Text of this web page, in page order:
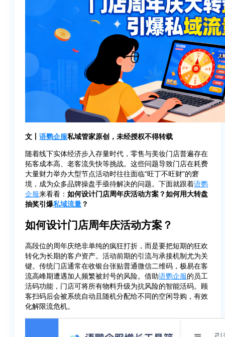
文丨 语鹦企服私域管家原创，未经授权不得转载
随着线下实体经济步入存量时代，零售与美妆门店普遍存在
拓客成本高、老客流失快等挑战。这些问题导致门店在耗费
大量财力举办大型节点活动时往往面临“旺丁不旺财”的窘
境，成为众多品牌操盘手亟待解决的问题。下面就跟着语鹦
企服来看看： 如何设计门店周年庆活动方案？如何用大转盘
抽奖引爆私域流量？
如何设计门店周年庆活动方案？
高段位的周年庆绝非单纯的疯狂打折，而是要把短期的狂欢
转化为长期的客户资产。活动前期的引流与承接机制尤为关
键。传统门店通常在收银台张贴普通微信二维码，极易在客
流高峰期遭遇加人频繁被封号的风险。借助语鹦企服的员工
活码功能，门店可将所有物料升级为抗风险的智能活码。顾
客扫码后会被系统自动且随机分配给不同的空闲导购，有效
化解限流危机。